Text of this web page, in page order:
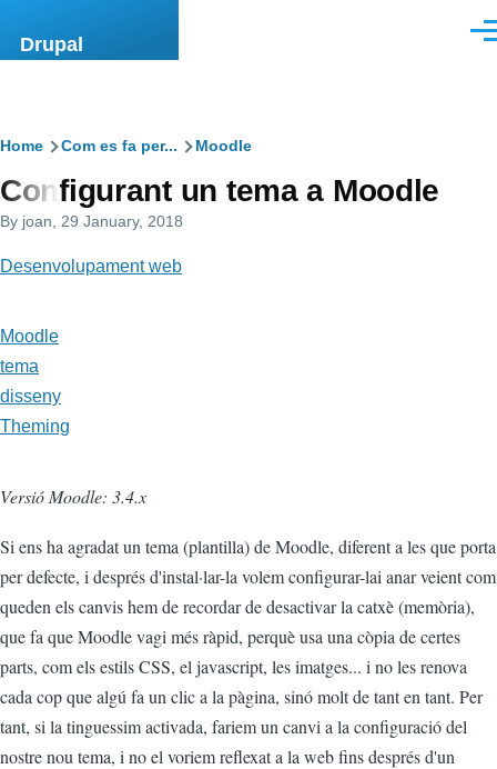
Drupal
Breadcrumb
Home Com es fa per... Moodle
Configurant un tema a Moodle
By joan , 29 January, 2018
Desenvolupament web
Moodle
tema
disseny
Theming
Versió Moodle: 3.4.x
Si ens ha agradat un tema (plantilla) de Moodle, diferent a les que porta
per defecte, i després d'instal·lar-la volem configurar-lai anar veient com
queden els canvis hem de recordar de desactivar la catxè (memòria),
que fa que Moodle vagi més ràpid, perquè usa una còpia de certes
parts, com els estils CSS, el javascript, les imatges... i no les renova
cada cop que algú fa un clic a la pàgina, sinó molt de tant en tant. Per
tant, si la tinguessim activada, fariem un canvi a la configuració del
nostre nou tema, i no el voriem reflexat a la web fins després d'un